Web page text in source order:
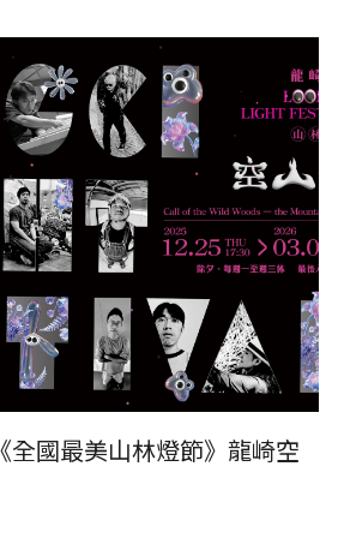
全國最美山林燈節》龍崎空